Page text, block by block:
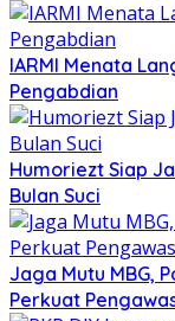
IARMI Menata
Pengabdian
Humoriezt Siap
Bulan Suci
Jaga Mutu MBG,
Perkuat